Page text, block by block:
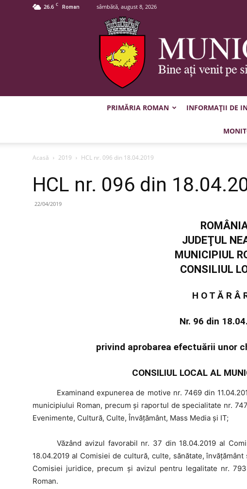
26.6 C Roman sâmbătă, august 8, 2026
PRIMĂRIA ROMAN INFORMAȚII DE
Acasă 2019 HCL nr. 096 din 18.04.2019
HCL nr. 096 din
22/04/2019
JUDEŢUL
MUNICIPIUL
CONSILIUL
H O T Ă R Â
Nr. 96 din
privind aprobarea efectuării unor
CONSILIUL LOCAL AL
Examinandexpunerea de motive nr. 7469 din
municipiului Roman, precum şi raportul de specialitate nr.
Evenimente, Cultură, Culte, Învățământ, Mass Media și IT;
Văzând avizul favorabil nr. 37 din 18.04.2019 al
18.04.2019 al Comisiei de cultură, culte, sănătate,
Comisiei juridice, precum şi avizul pentru legalitate nr.
Roman.